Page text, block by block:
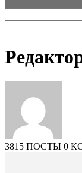
3815 ПОСТЫ 0